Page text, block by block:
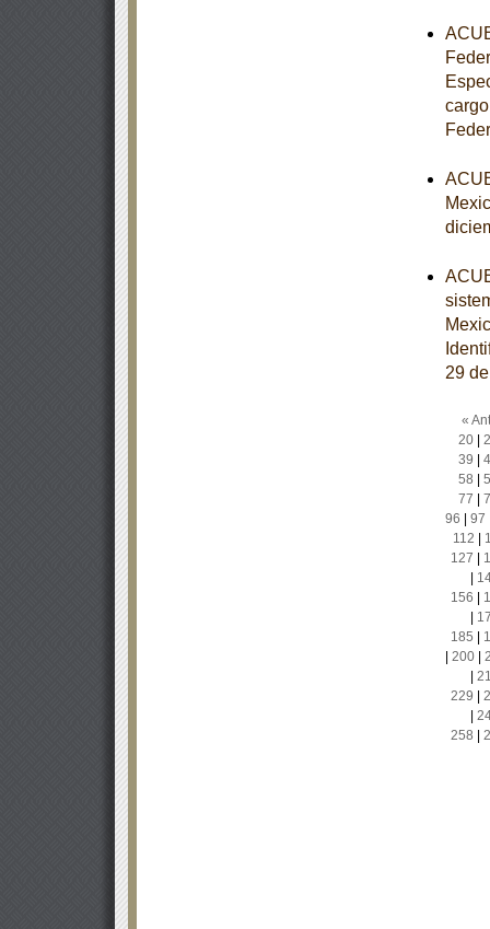
29
«
20|
39
58
77
96
97
112
127
156
185
200|
229
258